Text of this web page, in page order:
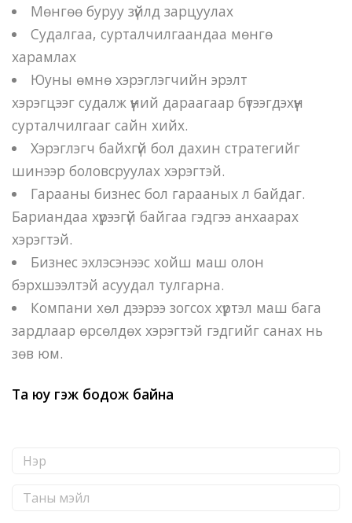
Мөнгөө буруу зүйлд зарцуулах
Судалгаа, сурталчилгаандаа мөнгө
харамлах
Юуны өмнө хэрэглэгчийн эрэлт
хэрэгцээг судалж үүний дараагаар бүтээгдэхүүн
сурталчилгааг сайн хийх.
Хэрэглэгч байхгүй бол дахин стратегийг
шинээр боловсруулах хэрэгтэй.
Гарааны бизнес бол гарааных л байдаг.
Бариандаа хүрээгүй байгаа гэдгээ анхаарах
хэрэгтэй.
Бизнес эхлэсэнээс хойш маш олон
бэрхшээлтэй асуудал тулгарна.
Компани хөл дээрээ зогсох хүртэл маш бага
зардлаар өрсөлдөх хэрэгтэй гэдгийг санах нь
зөв юм.
Та юу гэж бодож байна